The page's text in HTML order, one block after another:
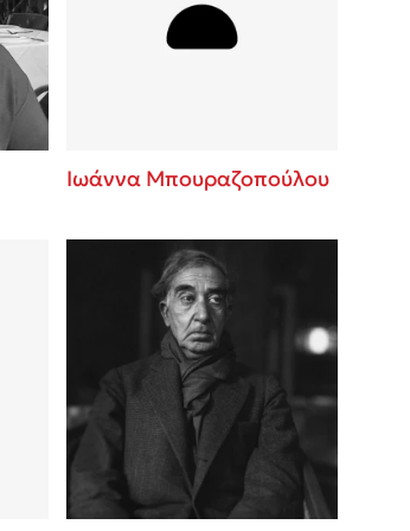
Ιωάννα Μπουραζοπούλου